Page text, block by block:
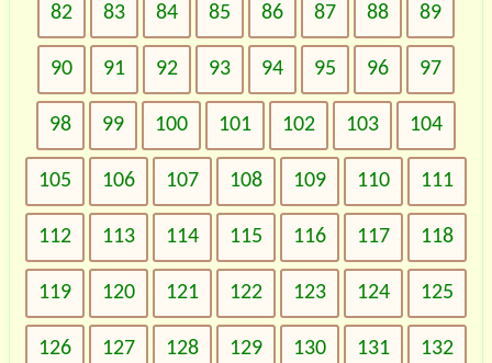
82 83 84 85 86 87 88 89
90 91 92 93 94 95 96 97
98 99 100 101 102 103 104
105 106 107 108 109 110 111
112 113 114 115 116 117 118
119 120 121 122 123 124 125
126 127 128 129 130 131 132